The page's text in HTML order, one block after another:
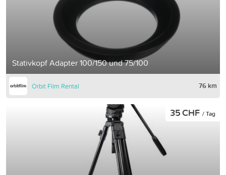
Stativkopf Adapter 100/150 und 75/100
Orbit Film Rental 76 km
35 CHF / Tag